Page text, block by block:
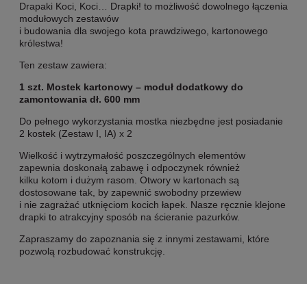
Drapaki Koci, Koci… Drapki! to możliwość dowolnego łączenia
modułowych zestawów
i budowania dla swojego kota prawdziwego, kartonowego
królestwa!
Ten zestaw zawiera:
1 szt. Mostek kartonowy – moduł dodatkowy do
zamontowania dł. 600 mm
Do pełnego wykorzystania mostka niezbędne jest posiadanie
2 kostek (Zestaw I, IA) x 2
Wielkość i wytrzymałość poszczególnych elementów
zapewnia doskonałą zabawę i odpoczynek również
kilku kotom i dużym rasom. Otwory w kartonach są
dostosowane tak, by zapewnić swobodny przewiew
i nie zagrażać utknięciom kocich łapek. Nasze ręcznie klejone
drapki to atrakcyjny sposób na ścieranie pazurków.
Zapraszamy do zapoznania się z innymi zestawami, które
pozwolą rozbudować konstrukcję.